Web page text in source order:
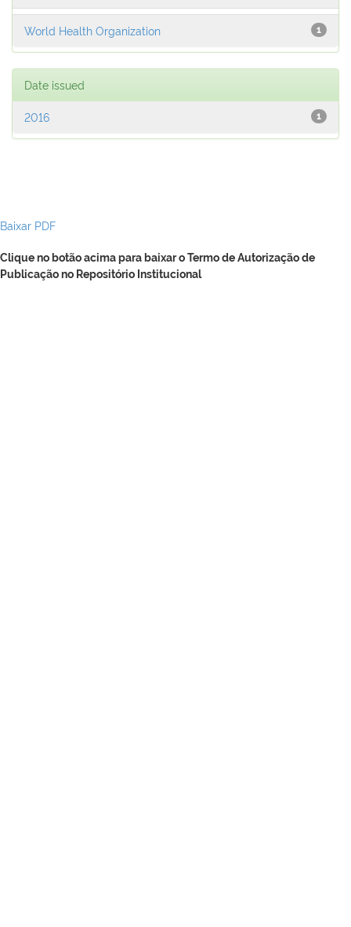
1
World Health Organization
Date issued
1
2016
Baixar PDF
Clique no botão acima para baixar o Termo de Autorização de
Publicação no Repositório Institucional